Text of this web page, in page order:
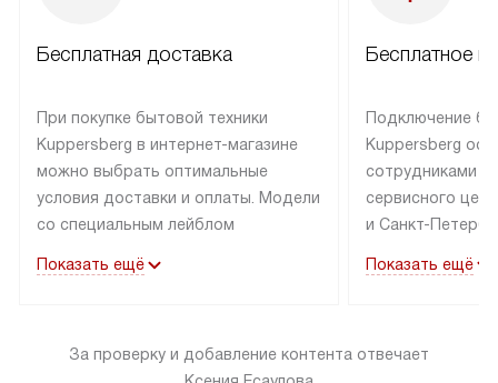
Бесплатная доставка
При покупке бытовой техники
Kuppersberg в интернет-магазине
можно выбрать оптимальные
условия доставки и оплаты. Модели
со специальным лейблом
в пределах МКАД до подъезда,
«в наличии» может быть отправлен
Показать ещё
Бесплатное
Подключение
Kuppersberg
сотрудниками
сервисного
и Санкт-
подключается к
за пределы
Показать ещё
За проверку и добавление контента отвечает